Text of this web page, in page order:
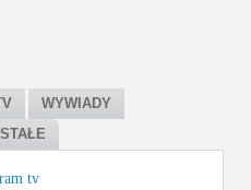
WYWIADY
tv